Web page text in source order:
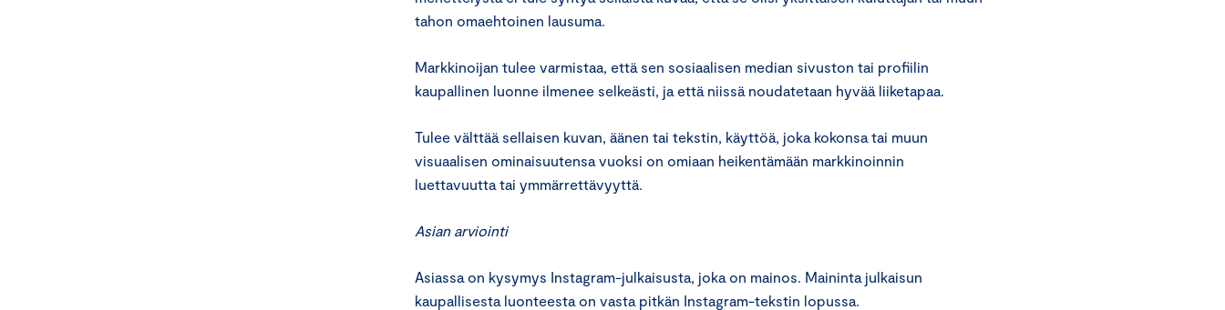
tahon omaehtoinen lausuma.
Markkinoijan tulee varmistaa, että sen sosiaalisen median sivuston tai profiilin
kaupallinen luonne ilmenee selkeästi, ja että niissä noudatetaan hyvää liiketapaa.
Tulee välttää sellaisen kuvan, äänen tai tekstin, käyttöä, joka kokonsa tai muun
visuaalisen ominaisuutensa vuoksi on omiaan heikentämään markkinoinnin
luettavuutta tai ymmärrettävyyttä.
Asian arviointi
Asiassa on kysymys Instagram-julkaisusta, joka on mainos. Maininta julkaisun
kaupallisesta luonteesta on vasta pitkän Instagram-tekstin lopussa.